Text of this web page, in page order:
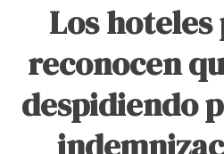
Los
reconocen
despidiendo